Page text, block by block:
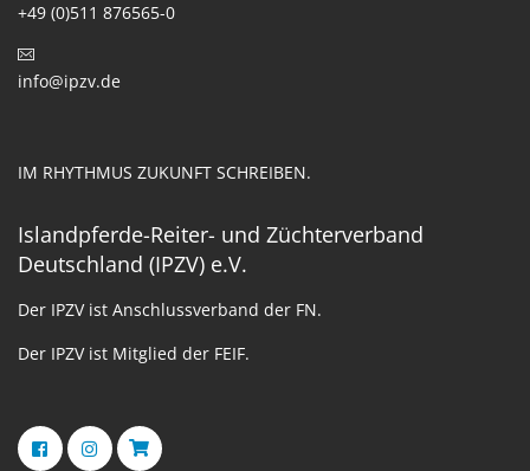
+49 (0)511 876565-0
info@ipzv.de
IM RHYTHMUS ZUKUNFT SCHREIBEN.
Islandpferde-Reiter- und Züchterverband
Deutschland (IPZV) e.V.
Der IPZV ist Anschlussverband der FN.
Der IPZV ist Mitglied der FEIF.